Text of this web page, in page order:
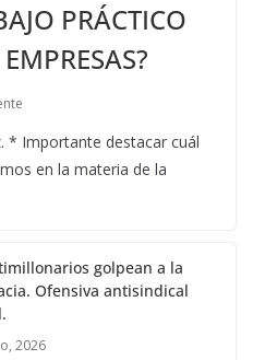
PRÁCTICO
* Importante destacar cuál
en la materia de la
golpean a la
Ofensiva antisindical
2026